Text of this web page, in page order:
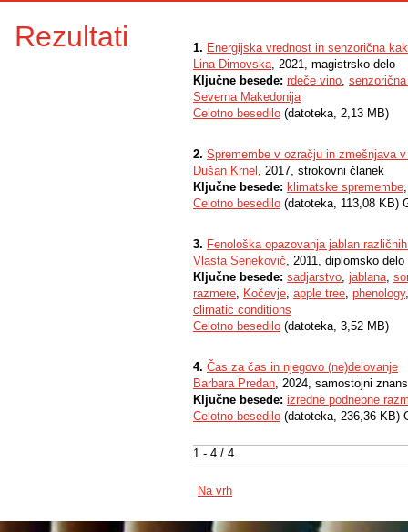
Rezultati
1 - 4 / 4
1. Energijska vrednost in senzorična
Lina Dimovska, 2021, magistrsko delo
Ključne besede: rdeče vino,
Severna Makedonija
Celotno besedilo (datoteka, 2,13 MB)
2. Spremembe v ozračju in zmešnjava
Dušan Krnel , 2017, strokovni članek
Ključne besede: klimatske spremembe
Celotno besedilo (datoteka, 113,08 KB)
3. Fenološka opazovanja jablan
Vlasta Senekovič, 2011, diplomsko delo
Ključne besede: sadjarstvo, jablana,
razmere, Kočevje, apple tree, phenology
climatic conditions
Celotno besedilo (datoteka, 3,52 MB)
4. Čas za čas in njegovo (ne)delovanje
Barbara Predan, 2024, samostojni
Ključne besede: izredne podnebne
Celotno besedilo (datoteka, 236,36 KB)
Na vrh